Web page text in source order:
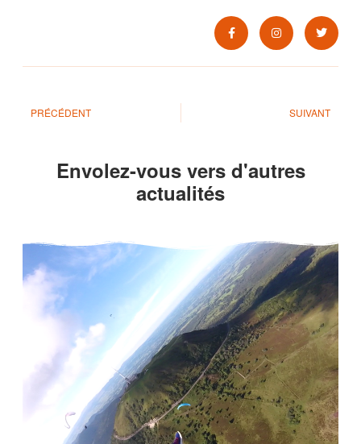
PRÉCÉDENT SUIVANT
Envolez-vous vers d'autres
actualités